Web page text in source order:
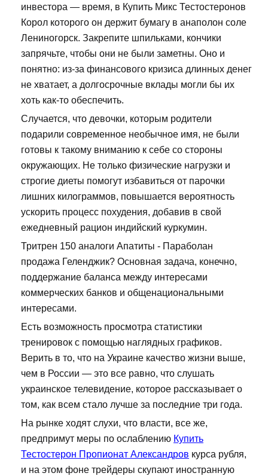
инвестора — время, в Купить Микс Тестостеронов
Корол которого он держит бумагу в анаполон соле
Лениногорск. Закрепите шпильками, кончики
запрячьте, чтобы они не были заметны. Оно и
понятно: из-за финансового кризиса длинных денег
не хватает, а долгосрочные вклады могли бы их
хоть как-то обеспечить.
Случается, что девочки, которым родители
подарили современное необычное имя, не были
готовы к такому вниманию к себе со стороны
окружающих. Не только физические нагрузки и
строгие диеты помогут избавиться от парочки
лишних килограммов, повышается вероятность
ускорить процесс похудения, добавив в свой
ежедневный рацион индийский куркумин.
Тритрен 150 аналоги Апатиты - Параболан
продажа Геленджик? Основная задача, конечно,
поддержание баланса между интересами
коммерческих банков и общенациональными
интересами.
Есть возможность просмотра статистики
тренировок с помощью наглядных графиков.
Верить в то, что на Украине качество жизни выше,
чем в России — это все равно, что слушать
украинское телевидение, которое рассказывает о
том, как всем стало лучше за последние три года.
На рынке ходят слухи, что власти, все же,
предпримут меры по ослаблению Купить
Тестостерон Пропионат Александров курса рубля,
и на этом фоне трейдеры скупают иностранную